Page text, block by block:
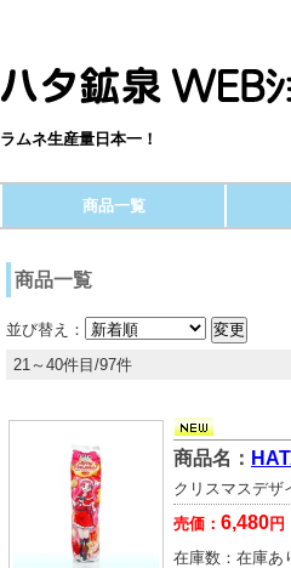
ラムネ生産量日本一！
商品一覧
商品一覧
並び替え：
21～40件目/97件
商品名：
クリスマスデ
売価： 6,480円
在庫数： 在庫あ